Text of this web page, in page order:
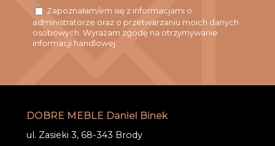
Zapoznałam/em się z informacjami o
administratorze oraz o przetwarzaniu moich danych
osobowych. Wyrażam zgodę na otrzymywanie
informacji handlowej.
DOBRE MEBLE Daniel Binek
ul. Zasieki 3, 68-343 Brody